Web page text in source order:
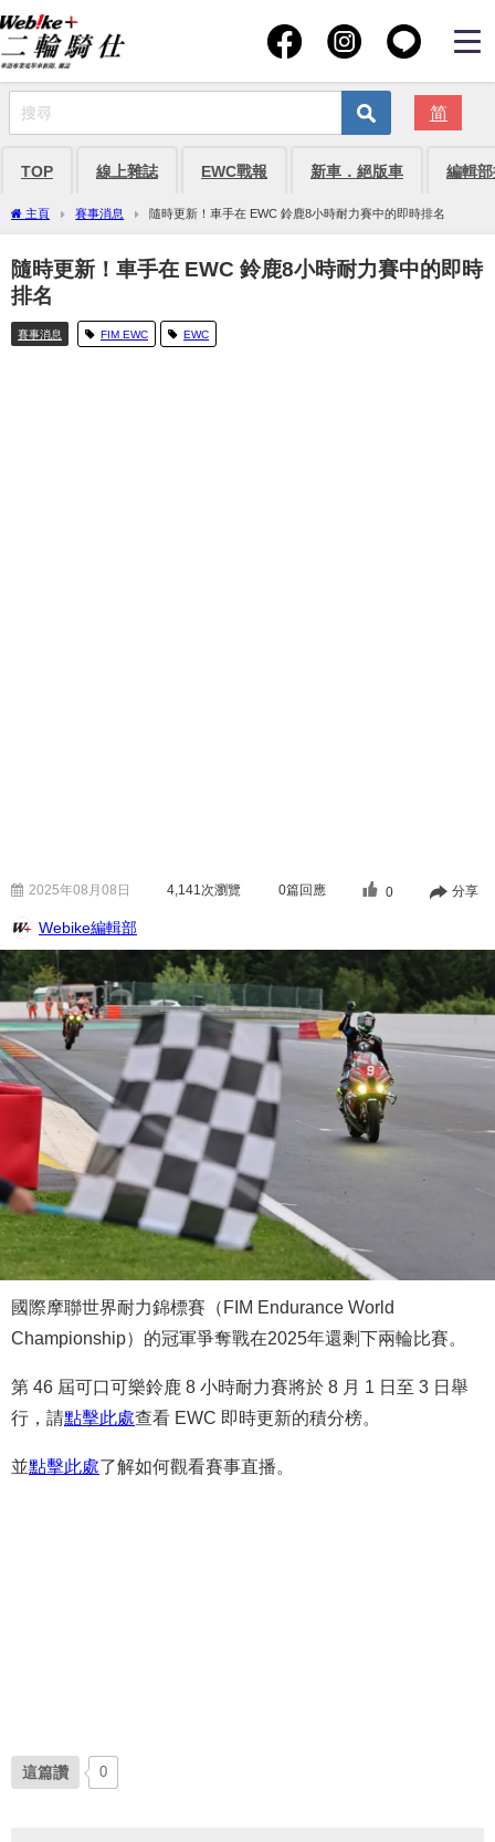
简
TOP 線上雜誌 EWC戰報 新車．絕版車 編輯
主頁 賽事消息 隨時更新！車手在 EWC 鈴鹿8小時耐力賽中的即時排名
隨時更新！車手在 EWC 鈴鹿8小時耐力賽中的即時
排名
賽事消息 FIM EWC EWC
2025年08月08日 4,141 次瀏覽 0篇回應 0 分享
Webike編輯部
國際摩聯世界耐力錦標賽（FIM Endurance World
Championship）的冠軍爭奪戰在2025年還剩下兩輪比賽。
第 46 屆可口可樂鈴鹿 8 小時耐力賽將於 8 月 1 日至 3 日舉
行，請點擊此處查看 EWC 即時更新的積分榜。
並點擊此處了解如何觀看賽事直播。
這篇讚 0